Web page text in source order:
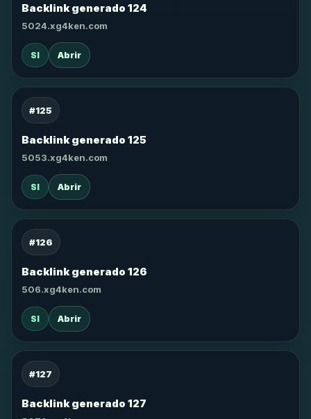
Backlink generado 124
5024.xg4ken.com
SI Abrir
#125
Backlink generado 125
5053.xg4ken.com
SI Abrir
#126
Backlink generado 126
506.xg4ken.com
SI Abrir
#127
Backlink generado 127